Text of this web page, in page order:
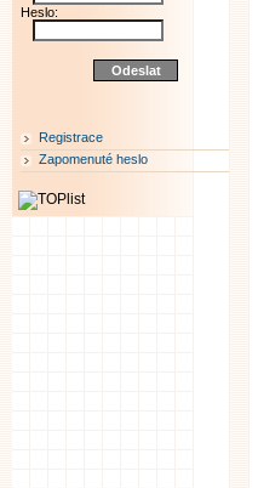
Heslo:
Registrace
Zapomenuté heslo